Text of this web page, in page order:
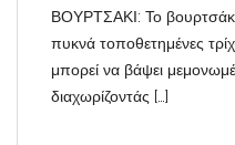
ΒΟΥΡΤΣΑΚΙ: Το βουρτσάκι
πυκνά τοποθετημένες
μπορεί να βάψει
διαχωρίζοντάς […]